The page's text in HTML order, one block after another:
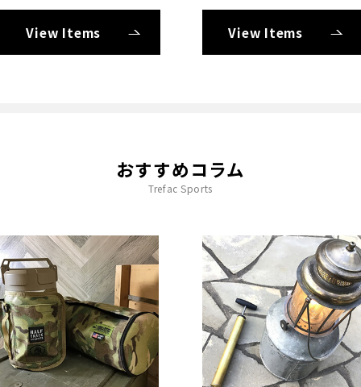
View Items View Items
おすすめコラム
Trefac Sports